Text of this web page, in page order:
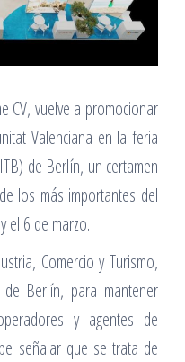
CV, vuelve a promocionar
Valenciana en la feria
de Berlín, un certamen
los más importantes del
el 6 de marzo.
Comercio y Turismo,
Berlín, para mantener
y agentes de
señalar que se trata de